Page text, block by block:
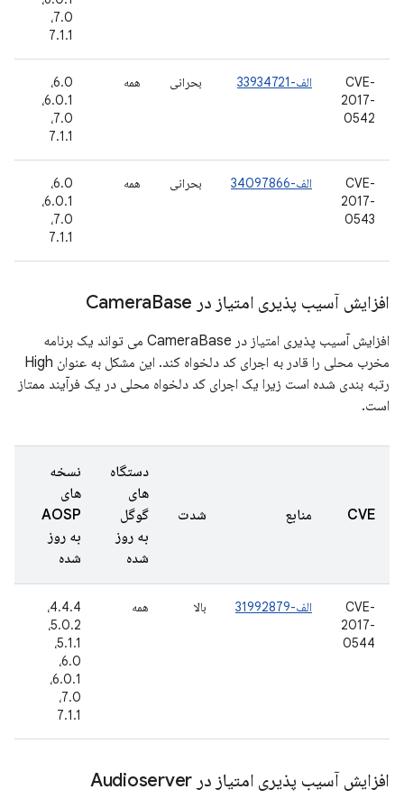
7.0،
7.1.1
CVE-
2017-
0542
الف-33934721 بحرانی همه
6.0،
6.0.1،
7.0،
7.1.1
CVE-
2017-
0543
الف-34097866 بحرانی همه
6.0،
6.0.1،
7.0،
7.1.1
افزایش آسیب پذیری امتیاز در Camera Base
افزایش آسیب پذیری امتیاز در CameraBase می تواند یک برنامه
مخرب محلی را قادر به اجرای کد دلخواه کند. این مشکل به عنوان High
رتبه بندی شده است زیرا یک اجرای کد دلخواه محلی در یک فرآیند ممتاز
است.
CVE منابع شدت
دستگاه
های
گوگل
به روز
شده
نسخه
های
AOSP
به روز
شده
CVE-
2017-
0544
الف-31992879 بالا همه
4.4.4،
5.0.2،
5.1.1،
6.0،
6.0.1،
7.0،
7.1.1
افزایش آسیب پذیری امتیاز در Audioserver